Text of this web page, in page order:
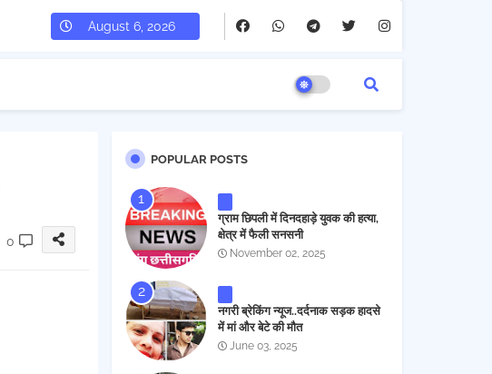
August 6, 2026
0
POPULAR POSTS
ग्राम छिपली में दिनदहाड़े युवक की हत्या,
क्षेत्र में फैली सनसनी
November 02, 2025
नगरी ब्रेकिंग न्यूज..दर्दनाक सड़क हादसे
में मां और बेटे की मौत
June 03, 2025